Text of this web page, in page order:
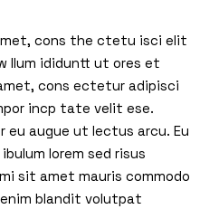
cons the ctetu isci elit
llum ididuntt ut ores et
cons ectetur adipisci
incp tate velit ese.
augue ut lectus arcu. Eu
lorem sed risus
sit amet mauris commodo
blandit volutpat